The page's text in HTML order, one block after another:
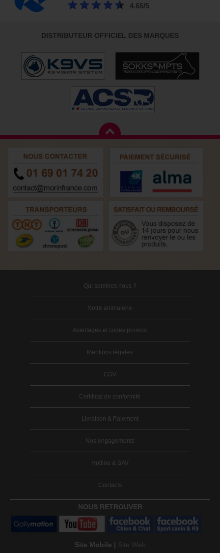
4.65/5
DISTRIBUTEUR OFFICIEL DES MARQUES
Qui sommes nous ?
Notre animalerie
Avantages et codes promos
Mentions légales
CGV
Certificat de conformité
Livraison & Paiement
Nos engagements
Hotline & SAV
Contacts
NOUS RETROUVER
Site Mobile | Site Web